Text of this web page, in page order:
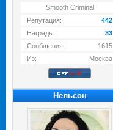
Smooth Criminal
Репутация:
442
Награды:
33
Сообщения:
1615
Из:
Москва
Нельсон